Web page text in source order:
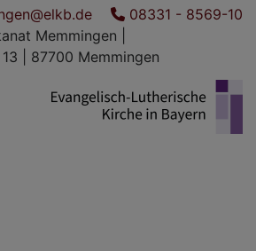
08331 - 8569-10
Memmingen |
| 87700 Memmingen